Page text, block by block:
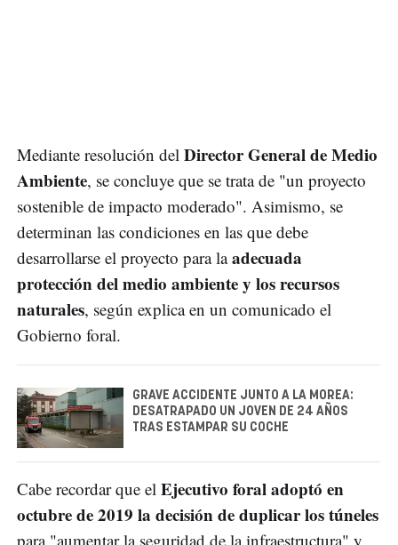
Mediante resolución del Director General de Medio
Ambiente, se concluye que se trata de "un proyecto
sostenible de impacto moderado". Asimismo, se
determinan las condiciones en las que debe
desarrollarse el proyecto para laadecuada
protección del medio ambiente y los recursos
naturales, según explica en un comunicado el
Gobierno foral.
GRAVE ACCIDENTE JUNTO A LA MOREA:
DESATRAPADO UN JOVEN DE 24 AÑOS
TRAS ESTAMPAR SU COCHE
Cabe recordar que el Ejecutivo foral adoptó en
octubre de 2019 la decisión de duplicar los túneles
para "aumentar la seguridad de la infraestructura" y,